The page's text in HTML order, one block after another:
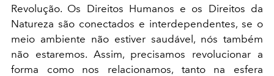
Revolução. Os Direitos Humanos e os Direitos da
Natureza são conectados e interdependentes, se o
meio ambiente não estiver saudável, nós também
não estaremos. Assim, precisamos revolucionar a
forma como nos relacionamos, tanto na esfera